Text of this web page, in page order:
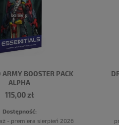
BOOSTER PACK
ALPHA
115,00 zł
Dostępność:
- premiera sierpień 2026